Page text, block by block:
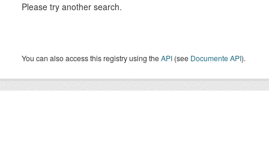
Please try another search.
You can also access this registry using theAPI (see Documente API).